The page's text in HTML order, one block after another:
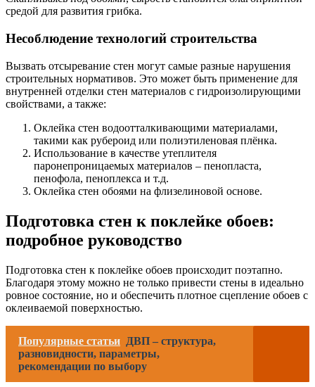
средой для развития грибка.
Несоблюдение технологий строительства
Вызвать отсыревание стен могут самые разные нарушения
строительных нормативов. Это может быть применение для
внутренней отделки стен материалов с гидроизолирующими
свойствами, а также:
Оклейка стен водоотталкивающими материалами,
такими как рубероид или полиэтиленовая плёнка.
Использование в качестве утеплителя
паронепроницаемых материалов – пенопласта,
пенофола, пеноплекса и т.д.
Оклейка стен обоями на флизелиновой основе.
Подготовка стен к поклейке обоев:
подробное руководство
Подготовка стен к поклейке обоев происходит поэтапно.
Благодаря этому можно не только привести стены в идеально
ровное состояние, но и обеспечить плотное сцепление обоев с
оклеиваемой поверхностью.
Популярные статьи ДВП – структура,
разновидности, параметры,
рекомендации по выбору